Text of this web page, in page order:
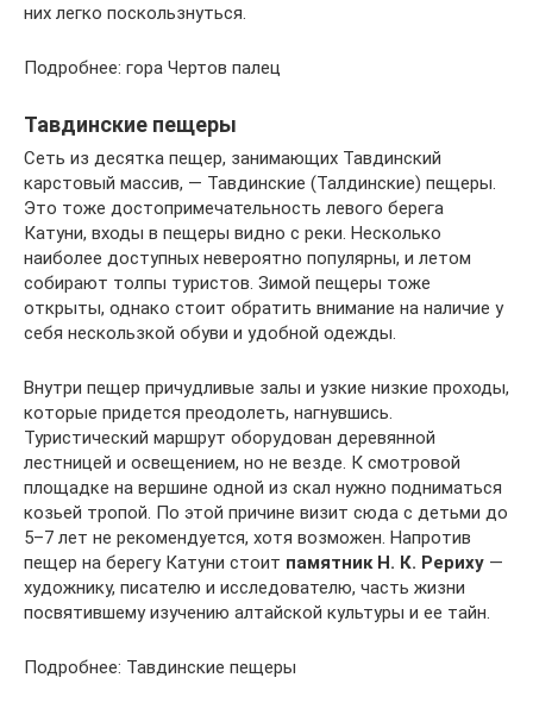
них легко поскользнуться.
Подробнее: гора Чертов палец
Тавдинские пещеры
Сеть из десятка пещер, занимающих Тавдинский
карстовый массив, — Тавдинские (Талдинские) пещеры.
Это тоже достопримечательность левого берега
Катуни, входы в пещеры видно с реки. Несколько
наиболее доступных невероятно популярны, и летом
собирают толпы туристов. Зимой пещеры тоже
открыты, однако стоит обратить внимание на наличие у
себя нескользкой обуви и удобной одежды.
Внутри пещер причудливые залы и узкие низкие проходы,
которые придется преодолеть, нагнувшись.
Туристический маршрут оборудован деревянной
лестницей и освещением, но не везде. К смотровой
площадке на вершине одной из скал нужно подниматься
козьей тропой. По этой причине визит сюда с детьми до
5–7 лет не рекомендуется, хотя возможен. Напротив
пещер на берегу Катуни стоит памятник Н. К. Рериху —
художнику, писателю и исследователю, часть жизни
посвятившему изучению алтайской культуры и ее тайн.
Подробнее: Тавдинские пещеры